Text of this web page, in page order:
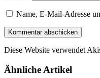
Name, E-Mail-Adresse
Diese Website verwendet
Ähnliche Artikel